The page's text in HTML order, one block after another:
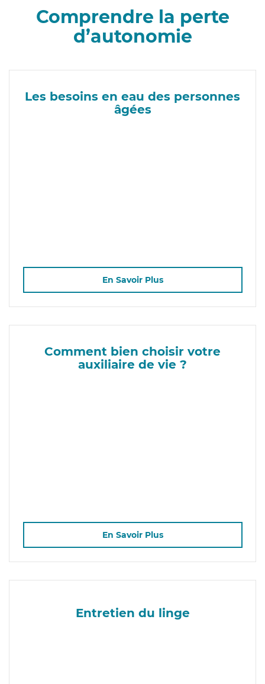
Comprendre la perte
d’autonomie
Les besoins en eau des personnes
âgées
En Savoir Plus
Comment bien choisir votre
auxiliaire de vie ?
En Savoir Plus
Entretien du linge